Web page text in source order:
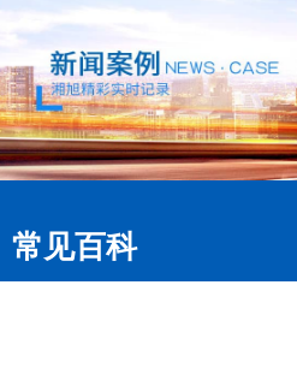
常见百科